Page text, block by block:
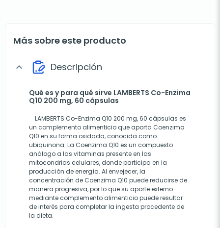
Más sobre este producto
expand_more Descripción
Qué es y para qué sirve LAMBERTS Co-Enzima
Q10 200 mg, 60 cápsulas
LAMBERTS Co-Enzima Q10 200 mg, 60 cápsulas es
un complemento alimenticio que aporta Coenzima
Q10 en su forma oxidada, conocida como
ubiquinona. La Coenzima Q10 es un compuesto
análogo a las vitaminas presente en las
mitocondrias celulares, donde participa en la
producción de energía. Al envejecer, la
concentración de Coenzima Q10 puede reducirse de
manera progresiva, por lo que su aporte externo
mediante complemento alimenticio puede resultar
de interés para completar la ingesta procedente de
la dieta.